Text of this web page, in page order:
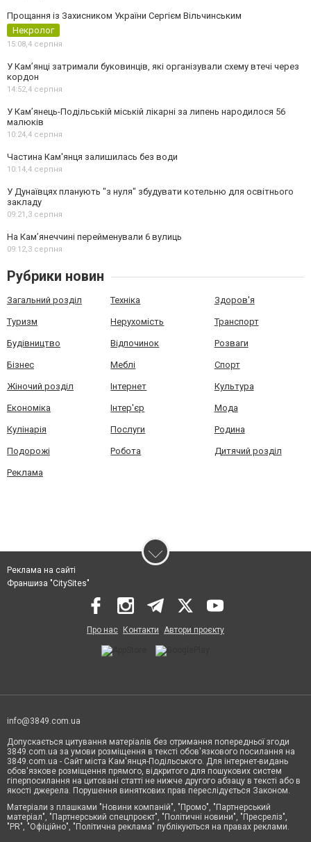
Прощання із Захисником України Сергієм Вільчинським
Некролог
15:08,4 серпня
У Кам’янці затримали буковинців, які організували схему втечі через
кордон
14:52,4 серпня
У Кам’янець-Подільській міській лікарні за липень народилося 56
малюків
10:24,4 серпня
Частина Кам'янця залишилась без води
10:14,4 серпня
У Дунаївцях планують "з нуля" збудувати котельню для освітнього
закладу
09:21,3 серпня
На Камʼянеччині перейменували 6 вулиць
09:12,3 серпня
Рубрики новин
Загальний розділ Техніка Здоров'я
Туризм Нерухомість Транспорт
Будівництво Відпочинок Розваги
Бізнес Меблі Спорт
Жіночий розділ Інтернет Культура
Економіка Інтер'єр Мода
Кулінарія Послуги Родина
Подорожі Робота Дитячий розділ
Реклама
Реклама на сайті
Франшиза "CitySites"
Про нас Контакти Автори проєкту
info@3849.com.ua
Допускається цитування матеріалів без отримання попередньої згоди
3849.com.ua за умови розміщення в тексті обов'язкового посилання на
3849.com.ua - Сайт міста Кам'янця-Подільського. Для інтернет-видань
обов'язкове розміщення прямого, відкритого для пошукових систем
гіперпосилання на цитовані статті не нижче другого абзацу в тексті або в
якості джерела. Порушення виняткових прав переслідується Законом.
Матеріали з плашками "Новини компаній", "Промо", "Партнерський
матеріал", "Партнерський спецпроєкт", "Політичні новини", "Пресреліз",
"PR", "Офіційно", "Політична реклама" публікуються на правах реклами.